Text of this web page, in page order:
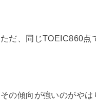
ただ、同じTOEIC860点
その傾向が強いのがやは